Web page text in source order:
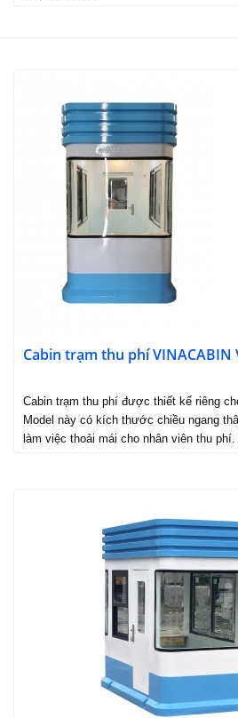
Cabin trạm thu phí VINACABIN
Cabin trạm thu phí được thiết kế riêng
Model này có kích thước chiều ngang
làm việc thoải mái cho nhân viên thu